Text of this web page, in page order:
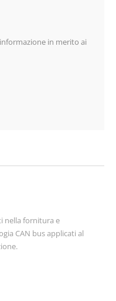
in merito ai
nella fornitura e
CAN bus applicati al